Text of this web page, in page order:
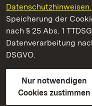
Datenschutzhinweisen.
Speicherung der
nach § 25 Abs. 1
Datenverarbeitung
DSGVO.
Nur notwendigen
Cookies zustimmen
Staatliche Schlösser und
Staatliche Schlösser
Kontakt
Gebärdensprache
Erklärung zur
BITV-konform